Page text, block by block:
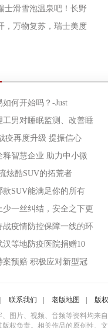
士滑雪泡温泉吧！长野
，万物复苏，瑞士美度
何开始吗？-Just
工男对睡眠监测、改善睡
疫再度升级 提振信心
释智慧企业 助力中小微
炫酷SUV的拓荒者
款SUV能满足你的所有
一丝纠结，安全之下更
战疫情防控保障一线的环
等地防疫医院捐赠10
案预赔 积极应对新型冠
联系我们 老版地图 版
图片、视频、音频等资料均来
权负责。相关作品的原创性、